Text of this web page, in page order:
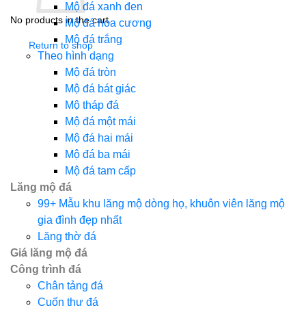
No products in the cart.
Return to shop
Mộ đá xanh đen
Mộ đá hoa cương
Mộ đá trắng
Theo hình dạng
Mộ đá tròn
Mộ đá bát giác
Mộ tháp đá
Mộ đá một mái
Mộ đá hai mái
Mộ đá ba mái
Mộ đá tam cấp
Lăng mộ đá
99+ Mẫu khu lăng mộ dòng họ, khuôn viên lăng mộ
gia đình đẹp nhất
Lăng thờ đá
Giá lăng mộ đá
Công trình đá
Chân tảng đá
Cuốn thư đá